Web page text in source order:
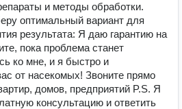
и методы обработки.
оптимальный вариант для
результата: Я даю гарантию на
пока проблема станет
ко мне, и я быстро и
от насекомых! Звоните прямо
домов, предприятий P.S. Я
консультацию и ответить